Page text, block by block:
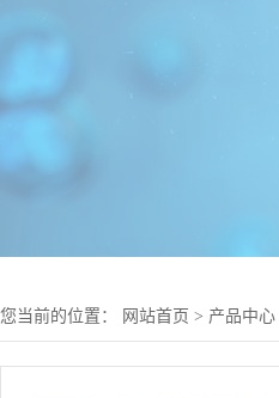
您当前的位置： 网站首页 > 产品中心